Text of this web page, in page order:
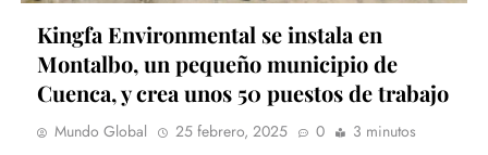
Kingfa Environmental se instala en
Montalbo, un pequeño municipio de
Cuenca, y crea unos 50 puestos de trabajo
Mundo Global 25 febrero, 2025 0
3 minutos